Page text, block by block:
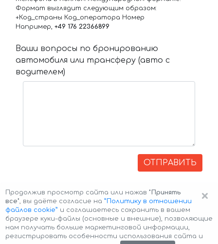
Формат выглядит следующим образом:
+Код_страны Код_оператора Номер
Например, +49 176 22366899
Ваши вопросы по бронированию
автомобиля или трансферу (авто с
водителем)
ОТПРАВИТЬ
×
Продолжив просмотр сайта или нажав "Принять
все", вы даёте согласие на ”Политику в отношении
файлов cookie” и соглашаетесь сохранить в вашем
браузере куки-файлы (основные и внешние), позволяющие
нам получать больше маркетинговой информации,
регистрировать особенности использования сайта и